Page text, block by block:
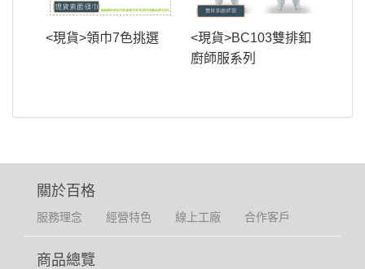
<現貨>領巾7色挑選
<現貨>BC103雙排釦
廚師服系列
關於百格
服務理念 經營特色 線上工廠 合作客戶
商品總覽